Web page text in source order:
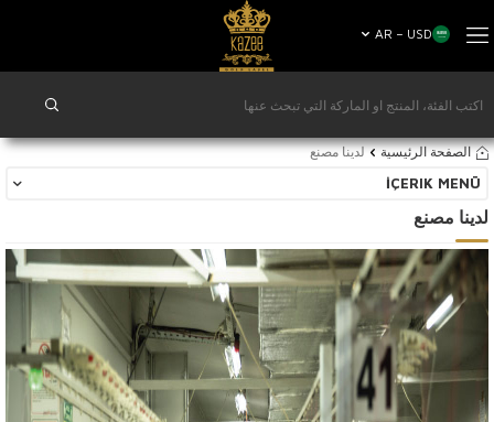
AR − USD
الصفحة الرئيسية لدينا مصنع
İÇERIK MENÜ
لدينا مصنع